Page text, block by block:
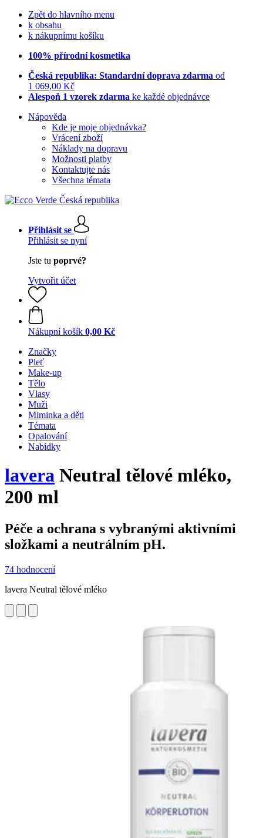
Zpět do hlavního menu
k obsahu
k nákupnímu košíku
100% přírodní kosmetika
Česká republika: Standardní doprava zdarma od
1 069,00 Kč
Alespoň 1 vzorek zdarma ke každé objednávce
Nápověda
Kde je moje objednávka?
Vrácení zboží
Náklady na dopravu
Možnosti platby
Kontaktujte nás
Všechna témata
Přihlásit se
Přihlásit se nyní
Jste tu poprvé?
Vytvořit účet
Nákupní košík 0,00 Kč
Značky
Pleť
Make-up
Tělo
Vlasy
Muži
Miminka a děti
Témata
Opalování
Nabídky
lavera Neutral tělové mléko,
200 ml
Péče a ochrana s vybranými aktivními
složkami a neutrálním pH.
74 hodnocení
lavera Neutral tělové mléko